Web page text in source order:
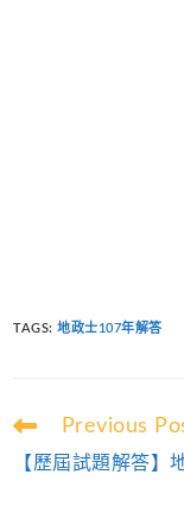
TAGS:地政士107年解答
Read
articles
Previous
【歷屆試題解答】